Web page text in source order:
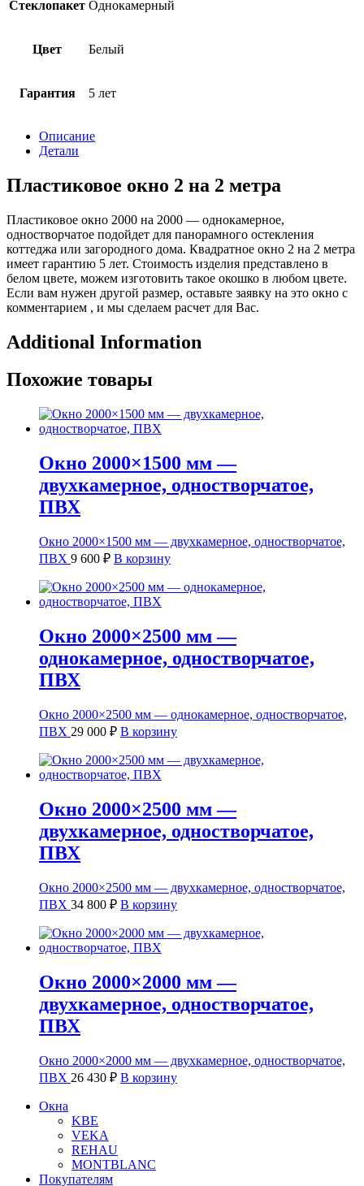
Стеклопакет Однокамерный
Цвет Белый
Гарантия 5 лет
Описание
Детали
Пластиковое окно 2 на 2 метра
Пластиковое окно 2000 на 2000 — однокамерное,
одностворчатое подойдет для панорамного остекления
коттеджа или загородного дома. Квадратное окно 2 на 2 метра
имеет гарантию 5 лет. Стоимость изделия представлено в
белом цвете, можем изготовить такое окошко в любом цвете.
Если вам нужен другой размер, оставьте заявку на это окно с
комментарием , и мы сделаем расчет для Вас.
Additional Information
Похожие товары
Окно 2000×1500 мм —
двухкамерное, одностворчатое,
ПВХ
Окно 2000×1500 мм — двухкамерное, одностворчатое,
ПВХ 9 600 ₽ В корзину
Окно 2000×2500 мм —
однокамерное, одностворчатое,
ПВХ
Окно 2000×2500 мм — однокамерное, одностворчатое,
ПВХ 29 000 ₽ В корзину
Окно 2000×2500 мм —
двухкамерное, одностворчатое,
ПВХ
Окно 2000×2500 мм — двухкамерное, одностворчатое,
ПВХ 34 800 ₽ В корзину
Окно 2000×2000 мм —
двухкамерное, одностворчатое,
ПВХ
Окно 2000×2000 мм — двухкамерное, одностворчатое,
ПВХ 26 430 ₽ В корзину
Окна
KBE
VEKA
REHAU
MONTBLANC
Покупателям